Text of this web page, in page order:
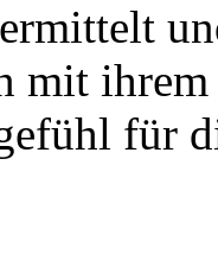
mit
für